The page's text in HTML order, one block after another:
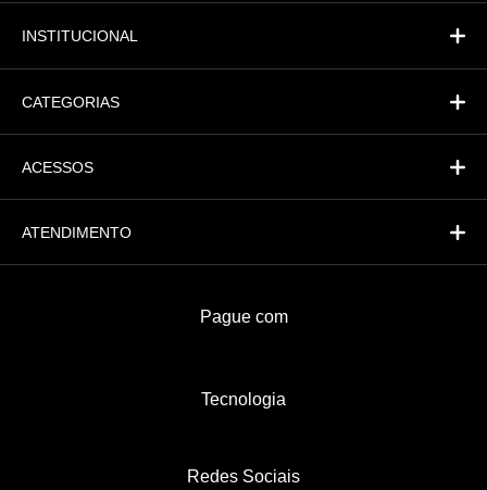
INSTITUCIONAL
CATEGORIAS
ACESSOS
ATENDIMENTO
Pague com
Tecnologia
Redes Sociais